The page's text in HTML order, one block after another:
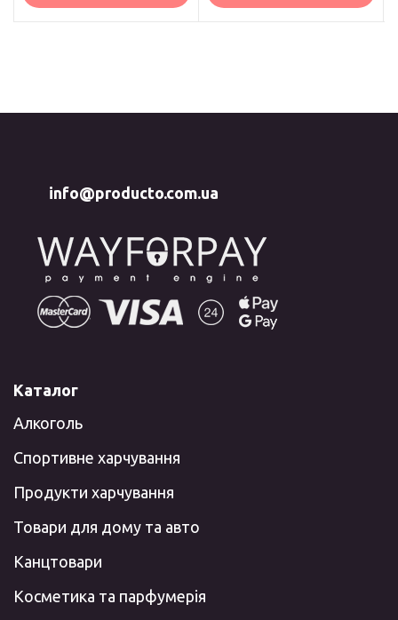
info@producto.com.ua
Каталог
Алкоголь
Спортивне харчування
Продукти харчування
Товари для дому та авто
Канцтовари
Косметика та парфумерія